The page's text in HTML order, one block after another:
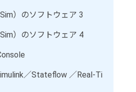
）のソフトウェア 3
）のソフトウェア 4
／Stateflow ／Real-Ti